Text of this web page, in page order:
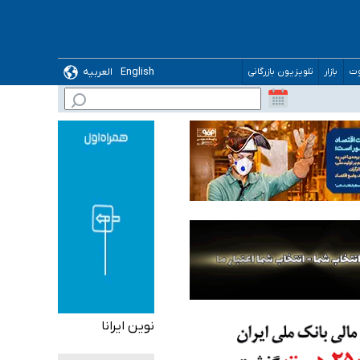
بازار تلویزیون بازرگانی English
العربیه
می‌شود
نوین ایرانا